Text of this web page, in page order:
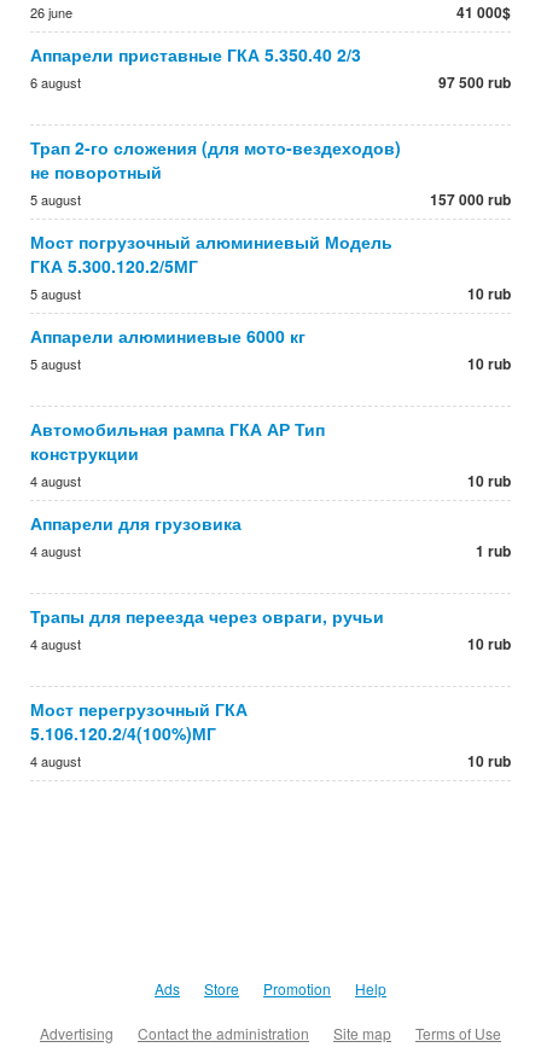
26 june 41 000$
Аппарели приставные ГКА 5.350.40 2/3
6 august 97 500 rub
Трап 2-го сложения (для мото-вездеходов)
не поворотный
5 august 157 000 rub
Мост погрузочный алюминиевый Модель
ГКА 5.300.120.2/5МГ
5 august 10 rub
Аппарели алюминиевые 6000 кг
5 august 10 rub
Автомобильная рампа ГКА АР Тип
конструкции
4 august 10 rub
Аппарели для грузовика
4 august 1 rub
Трапы для переезда через овраги, ручьи
4 august 10 rub
Мост перегрузочный ГКА
5.106.120.2/4(100%)МГ
4 august 10 rub
Ads Store Promotion Help
Advertising Contact the administration Site map Terms of Use